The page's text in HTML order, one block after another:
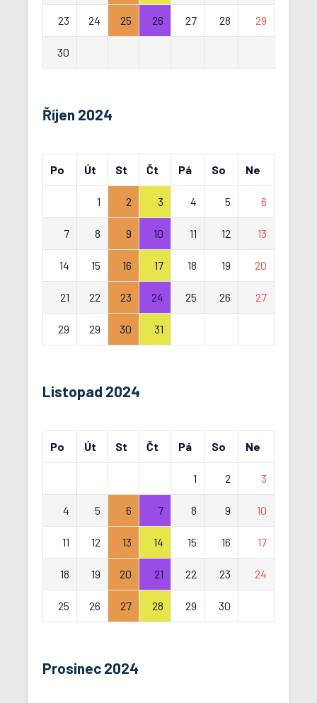
23 24 25 26 27 28 29
30
Říjen 2024
Po Út St Čt Pá So Ne
1 2 3 4 5 6
7 8 9 10 11 12 13
14 15 16 17 18 19 20
21 22 23 24 25 26 27
29 29 30 31
Listopad 2024
Po Út St Čt Pá So Ne
1 2 3
4 5 6 7 8 9 10
11 12 13 14 15 16 17
18 19 20 21 22 23 24
25 26 27 28 29 30
Prosinec 2024